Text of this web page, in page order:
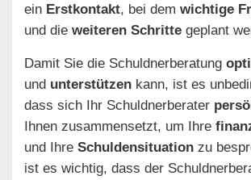
ein Erstkontakt, bei dem wichtige
und die weiteren Schritte geplant
Damit Sie die Schuldnerberatung
und unterstützen kann, ist es
dass sich Ihr Schuldnerberater
Ihnen zusammensetzt, um Ihre
und Ihre Schuldensituation zu
ist es wichtig, dass der